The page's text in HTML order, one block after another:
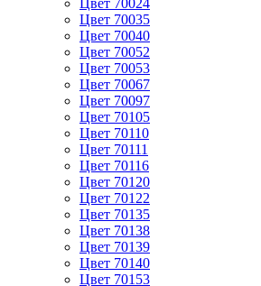
Цвет 70024
Цвет 70035
Цвет 70040
Цвет 70052
Цвет 70053
Цвет 70067
Цвет 70097
Цвет 70105
Цвет 70110
Цвет 70111
Цвет 70116
Цвет 70120
Цвет 70122
Цвет 70135
Цвет 70138
Цвет 70139
Цвет 70140
Цвет 70153